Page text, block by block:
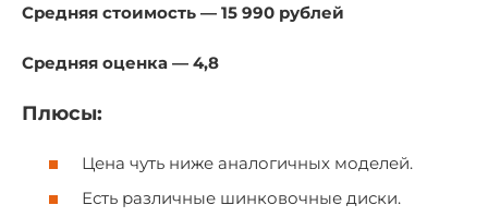
Средняя стоимость — 15 990 рублей
Средняя оценка — 4,8
Плюсы:
Цена чуть ниже аналогичных моделей.
Есть различные шинковочные диски.